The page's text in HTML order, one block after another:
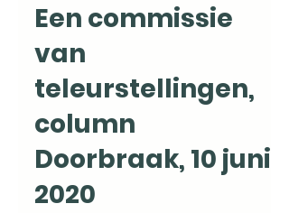
Een commissie
van
teleurstellingen,
column
Doorbraak, 10 juni
2020